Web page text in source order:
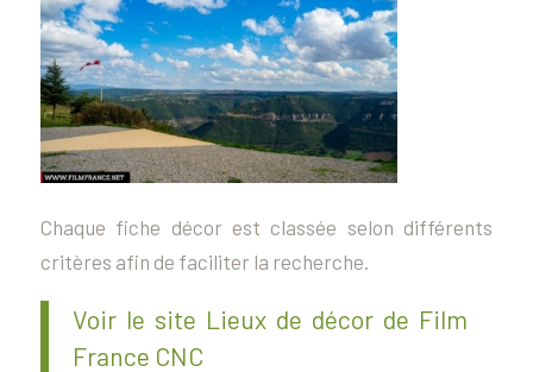
Chaque fiche décor est classée selon différents
critères afin de faciliter la recherche.
Voir le site Lieux de décor de Film
France CNC